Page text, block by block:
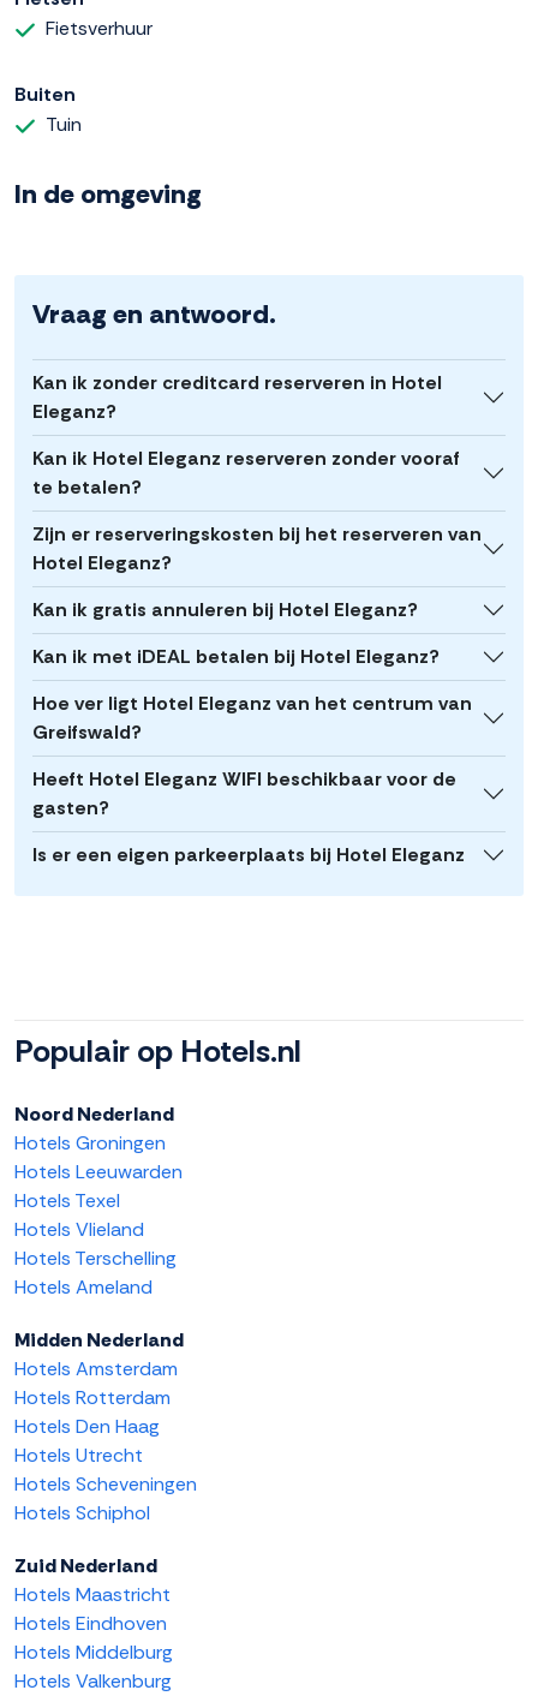
Fietsverhuur
Buiten
Tuin
In de omgeving
Vraag en antwoord.
Kan ik zonder creditcard reserveren in Hotel
Eleganz?
Kan ik Hotel Eleganz reserveren zonder vooraf
te betalen?
Zijn er reserveringskosten bij het reserveren van
Hotel Eleganz?
Kan ik gratis annuleren bij Hotel Eleganz?
Kan ik met iDEAL betalen bij Hotel Eleganz?
Hoe ver ligt Hotel Eleganz van het centrum van
Greifswald?
Heeft Hotel Eleganz WIFI beschikbaar voor de
gasten?
Is er een eigen parkeerplaats bij Hotel Eleganz
Populair op Hotels.nl
Noord Nederland
Hotels Groningen
Hotels Leeuwarden
Hotels Texel
Hotels Vlieland
Hotels Terschelling
Hotels Ameland
Midden Nederland
Hotels Amsterdam
Hotels Rotterdam
Hotels Den Haag
Hotels Utrecht
Hotels Scheveningen
Hotels Schiphol
Zuid Nederland
Hotels Maastricht
Hotels Eindhoven
Hotels Middelburg
Hotels Valkenburg